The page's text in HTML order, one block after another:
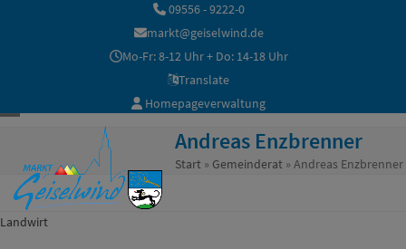
09556 - 9222-0
markt@geiselwind.de
Mo-Fr: 8-12 Uhr + Do: 14-18 Uhr
Translate
Homepageverwaltung
mobile
menu
mobile
menu
Andreas Enzbrenner
Start» Gemeinderat»Andreas Enzbrenner
Landwirt